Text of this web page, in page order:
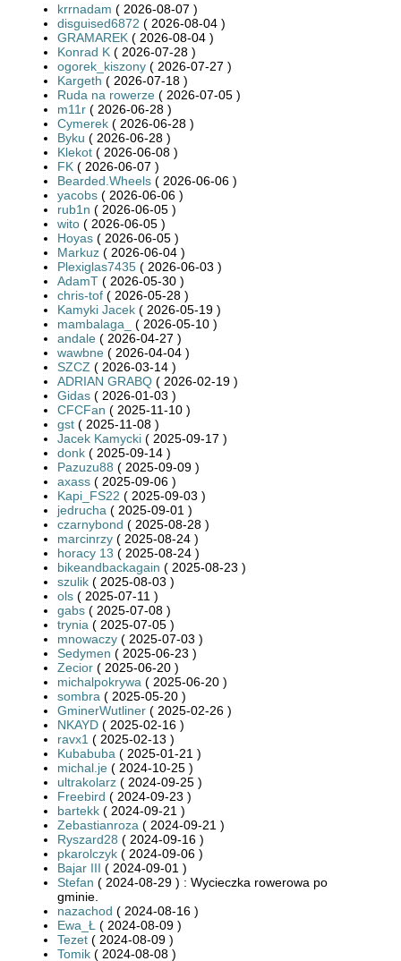
krrnadam ( 2026-08-07 )
disguised6872 ( 2026-08-04 )
GRAMAREK ( 2026-08-04 )
Konrad K ( 2026-07-28 )
ogorek_kiszony ( 2026-07-27 )
Kargeth ( 2026-07-18 )
Ruda na rowerze ( 2026-07-05 )
m11r ( 2026-06-28 )
Cymerek ( 2026-06-28 )
Byku ( 2026-06-28 )
Klekot ( 2026-06-08 )
FK ( 2026-06-07 )
Bearded.Wheels ( 2026-06-06 )
yacobs ( 2026-06-06 )
rub1n ( 2026-06-05 )
wito ( 2026-06-05 )
Hoyas ( 2026-06-05 )
Markuz ( 2026-06-04 )
Plexiglas7435 ( 2026-06-03 )
AdamT ( 2026-05-30 )
chris-tof ( 2026-05-28 )
Kamyki Jacek ( 2026-05-19 )
mambalaga_
( 2026-05-10 )
andale ( 2026-04-27 )
wawbne ( 2026-04-04 )
SZCZ ( 2026-03-14 )
ADRIAN GRABQ ( 2026-02-19 )
Gidas ( 2026-01-03 )
CFCFan ( 2025-11-10 )
gst ( 2025-11-08 )
Jacek Kamycki ( 2025-09-17 )
donk ( 2025-09-14 )
Pazuzu88 ( 2025-09-09 )
axass ( 2025-09-06 )
Kapi_FS22 ( 2025-09-03 )
jedrucha ( 2025-09-01 )
czarnybond ( 2025-08-28 )
marcinrzy ( 2025-08-24 )
horacy 13 ( 2025-08-24 )
bikeandbackagain ( 2025-08-23 )
szulik ( 2025-08-03 )
ols ( 2025-07-11 )
gabs ( 2025-07-08 )
trynia ( 2025-07-05 )
mnowaczy ( 2025-07-03 )
Sedymen ( 2025-06-23 )
Zecior ( 2025-06-20 )
michalpokrywa ( 2025-06-20 )
sombra ( 2025-05-20 )
GminerWutliner ( 2025-02-26 )
NKAYD ( 2025-02-16 )
ravx1 ( 2025-02-13 )
Kubabuba ( 2025-01-21 )
michal.je ( 2024-10-25 )
ultrakolarz ( 2024-09-25 )
Freebird ( 2024-09-23 )
bartekk ( 2024-09-21 )
Zebastianroza ( 2024-09-21 )
Ryszard28 ( 2024-09-16 )
pkarolczyk ( 2024-09-06 )
Bajar III ( 2024-09-01 )
Stefan ( 2024-08-29 ) : Wycieczka rowerowa po
gminie.
nazachod ( 2024-08-16 )
Ewa_Ł ( 2024-08-09 )
Tezet ( 2024-08-09 )
Tomik ( 2024-08-08 )